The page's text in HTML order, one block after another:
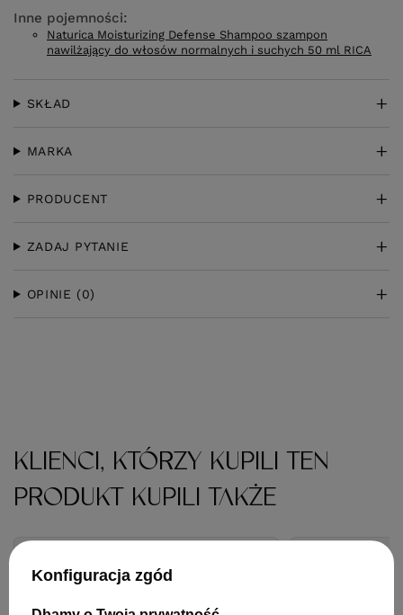
Inne pojemności:
Naturica Moisturizing Defense Shampoo szampon
nawilżający do włosów normalnych i suchych 50 ml RICA
SKŁAD
MARKA
PRODUCENT
ZADAJ PYTANIE
OPINIE (0)
KLIENCI, KTÓRZY KUPILI TEN
PRODUKT KUPILI TAKŻE
Konfiguracja zgód